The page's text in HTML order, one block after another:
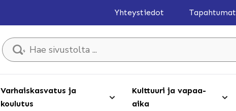
Yhteystiedot Tapahtumat
Hae sivustolta ...
Varhaiskasvatus ja
koulutus
Kulttuuri ja vapaa-
aika